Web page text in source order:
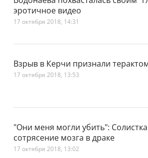
эротичное видео
17 октября 2018, 14:31
Взрыв в Керчи признали
17 октября 2018, 13:53
"Они меня могли убить":
сотрясение мозга в драке
17 октября 2018, 13:02